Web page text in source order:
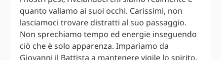
quanto valiamo ai suoi occhi. Carissimi, non
lasciamoci trovare distratti al suo passaggio.
Non sprechiamo tempo ed energie inseguendo
ciò che è solo apparenza. Impariamo da
Giovanni il Battista a mantenere vigile lo spirito,